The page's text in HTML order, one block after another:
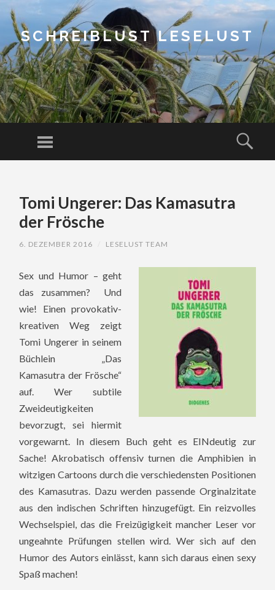
SCHREIBLUST LESELUST
Menu
CONTENTTomi Ungerer: Das Kamasutra
der Frösche
6. DEZEMBER 2016 LESELUST TEAM
Sex und Humor – geht
das zusammen? Und
wie! Einen provokativ-
kreativen Weg zeigt
Tomi Ungerer in seinem
Büchlein „Das
Kamasutra der Frösche“
auf. Wer subtile
Zweideutigkeiten
bevorzugt, sei hiermit
vorgewarnt. In diesem Buch geht es EINdeutig zur
Sache! Akrobatisch offensiv turnen die Amphibien in
witzigen Cartoons durch die verschiedensten Positionen
des Kamasutras. Dazu werden passende Orginalzitate
aus den indischen Schriften hinzugefügt. Ein reizvolles
Wechselspiel, das die Freizügigkeit mancher Leser vor
ungeahnte Prüfungen stellen wird. Wer sich auf den
Humor des Autors einlässt, kann sich daraus einen sexy
Spaß machen!